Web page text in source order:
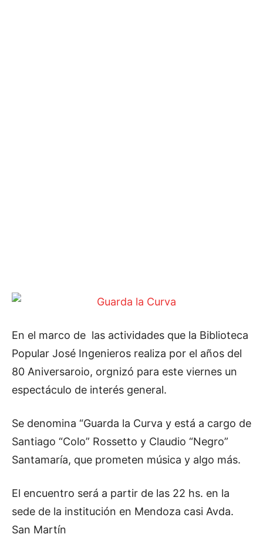
En el marco de las actividades que la Biblioteca
Popular José Ingenieros realiza por el años del
80 Aniversaroio, orgnizó para este viernes un
espectáculo de interés general.
Se denomina “Guarda la Curva y está a cargo de
Santiago “Colo” Rossetto y Claudio “Negro”
Santamaría, que prometen música y algo más.
El encuentro será a partir de las 22 hs. en la
sede de la institución en Mendoza casi Avda.
San Martín